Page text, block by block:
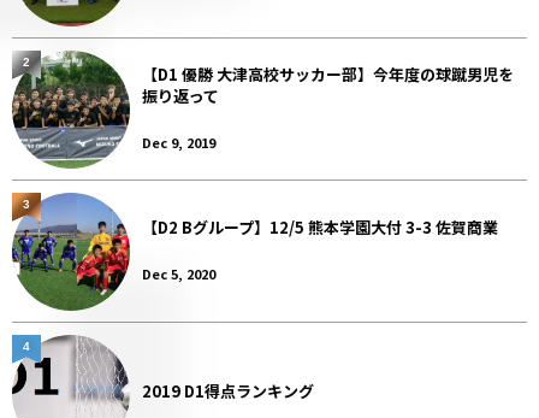
【D1 優勝 大津高校サッカー部】今年度の球蹴男児を
振り返って
Dec 9, 2019
2
【D2 Bグループ】12/5 熊本学園大付 3-3 佐賀商業
Dec 5, 2020
3
2019 D1得点ランキング
4